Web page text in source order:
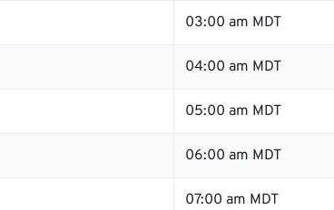
03:00 am MDT
04:00 am MDT
05:00 am MDT
06:00 am MDT
07:00 am MDT